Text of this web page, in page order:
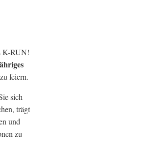
K-RUN!
feiern.
sich
trägt
und
zu